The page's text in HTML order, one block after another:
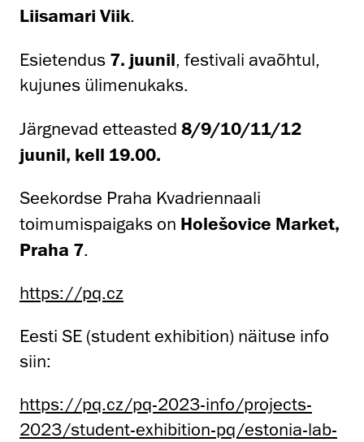
Liisamari Viik.
Esietendus 7. juunil, festivali avaõhtul,
kujunes ülimenukaks.
Järgnevad etteasted 8/9/10/11/12
juunil, kell 19.00.
Seekordse Praha Kvadriennaali
toimumispaigaks on Holešovice Market,
Praha 7.
https://pq.cz
Eesti SE (student exhibition) näituse info
siin:
https://pq.cz/pq-2023-info/projects-
2023/student-exhibition-pq/estonia-lab-